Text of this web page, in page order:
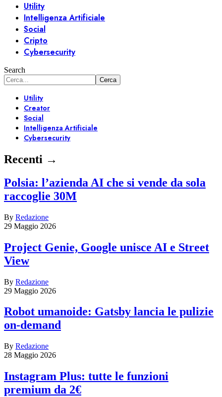
Utility
Intelligenza Artificiale
Social
Cripto
Cybersecurity
Search
Utility
Creator
Social
Intelligenza Artificiale
Cybersecurity
Recenti →
Polsia: l’azienda AI che si vende da sola
raccoglie 30M
By Redazione
29 Maggio 2026
Project Genie, Google unisce AI e Street
View
By Redazione
29 Maggio 2026
Robot umanoide: Gatsby lancia le pulizie
on-demand
By Redazione
28 Maggio 2026
Instagram Plus: tutte le funzioni
premium da 2€